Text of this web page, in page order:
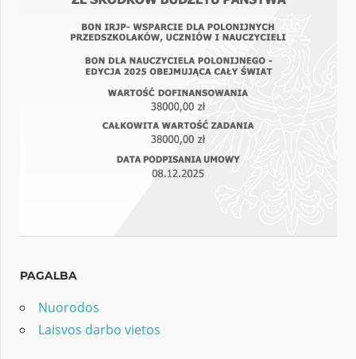
PAGALBA
Nuorodos
Laisvos darbo vietos